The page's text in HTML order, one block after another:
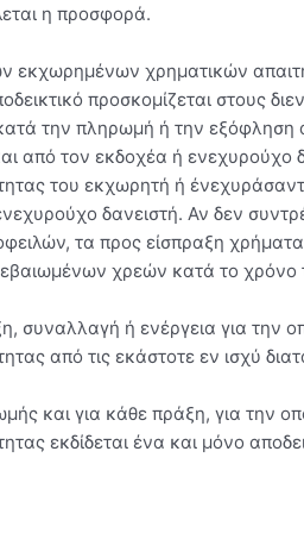
η προσφορά.
εκχωρημένων χρηματικών
προσκομίζεται στους
την πληρωμή ή την
από τον εκδοχέα ή ενεχυρούχο
του εκχωρητή ή
δανειστή. Αν δεν
τα προς είσπραξη χρήματα
χρεών κατά το χρόνο
συναλλαγή ή ενέργεια για την
από τις εκάστοτε εν ισχύ
και για κάθε πράξη, για την
εκδίδεται ένα και μόνο